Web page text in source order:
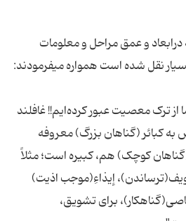
و عمق مراحل و معلومات
ترک معصیت عبور کرده‌ایم!! غافلند
کبائر (گناهان بزرگ) معروفه
کوچک) هم، کبیره است؛ مثلاً
إیذاءِ(موجب اذیت)
برای تشویق،